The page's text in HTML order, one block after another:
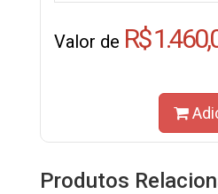
Valor de R$
Produtos